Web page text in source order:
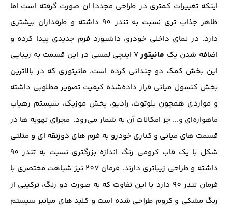
اینکه تغییرات کمتری در طراحی مجددا ان صورت گرفته است اما
ظاهر جذاب تری نسبت به تندر 90 داشته و طرفداران بیشتری
دارد. در نمای داخلی خودرو، داشبورد فرم جدیدی پیدا کرده و
اضافه شدن یک مانیتور
۷ اینچی لمسی در این قسمت به زیبایی
این بخش کمک دو چندانی کرده است. مانیتوری که در بالاترین
بخش کنسول میانی قرار داده‌شده کیفیت تصویر مطلوبی داشته
و مواردی همچون بلوتوث، رادیو، پخش موزیک، سیستم رهیاب
ماهواره‌ای و... جز امکانات آن به شمار می‌رود. مجرای تهویه ها در
قسمت های میانی و کناری خودرو به فرم های ذوزنقه ای و مثلتی
شکل با یک قاب کرومی رنگ اندازه بزرگتری نسبت به تندر 90
داشته و طراحی زیباتری دارند. فرمان 207 نیز شباهت مختصری با
فرمان تندر 90 دارد با این تفاوت که به صورت دو رنگ، ترکیبی از
رنگ مشکی و کروم طراحی شده است و کلید های میانبر سیستم